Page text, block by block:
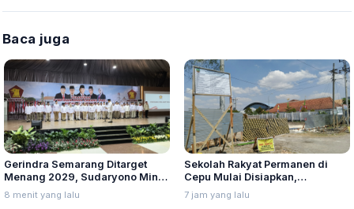
Baca juga
Gerindra Semarang Ditarget
Menang 2029, Sudaryono Minta
Kader Turun ke Rakyat
8 menit yang lalu
Sekolah Rakyat Permanen di
Cepu Mulai Disiapkan,
Pematangan Lahan Telan
Rp12,63 Miliar
7 jam yang lalu